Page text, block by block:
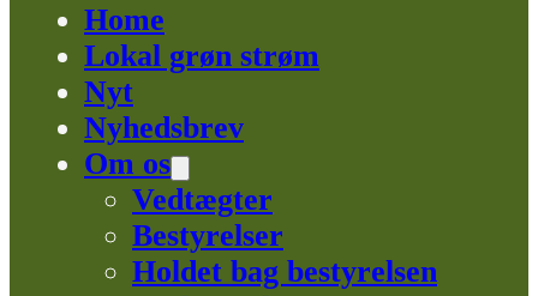
Home
Lokal grøn strøm
Nyt
Nyhedsbrev
Om os
Vedtægter
Bestyrelser
Holdet bag bestyrelsen